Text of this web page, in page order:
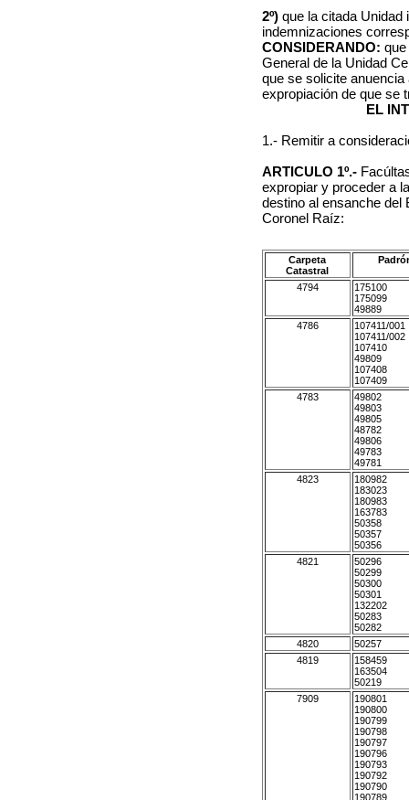
2º)que la citada Unidad
indemnizaciones
CONSIDERANDO:
General de la Unidad
que se solicite
expropiación de que se
EL
1.- Remitir a
ARTICULO 1º.-
expropiar y proceder a
destino al ensanche del
Coronel Raíz:
Carpeta
Catastral
4794
175100
175099
49889
4786
107411/001
107411/002
107410
49809
107408
107409
4783
49802
49803
49805
48782
49806
49783
49781
4823
180982
183023
180983
163783
50358
50357
50356
4821
50296
50299
50300
50301
132202
50283
50282
4820
50257
4819
158459
163504
50219
7909
190801
190800
190799
190798
190797
190796
190793
190792
190790
190789